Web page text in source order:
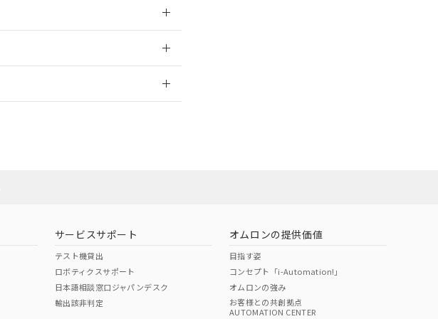
サービスサポート
テスト機貸出
ロボティクスサポート
日本語相談窓口ジャパンデスク
輸出該非判定
オムロンの提供価値
目指す姿
コンセプト「i-Automation!」
オムロンの強み
お客様との共創拠点
AUTOMATION CENTER